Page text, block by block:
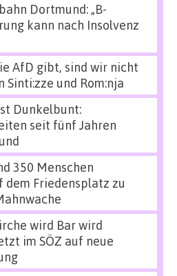
Dortmund: „B-
kann nach Insolvenz
AfD gibt, sind wir nicht
Sinti:zze und Rom:nja
Dunkelbunt:
seit fünf Jahren
350 Menschen
dem Friedensplatz zu
wird Bar wird
im SÖZ auf neue